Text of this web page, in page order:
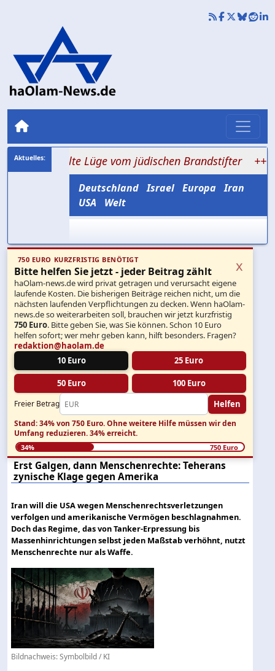
alte Lüge vom jüdischen Brandstifter +++
Deutschland Israel Europa Iran
USA
Welt
750 EURO KURZFRISTIG BENÖTIGT
Bitte helfen Sie jetzt - jeder Beitrag zählt
haOlam-news.de wird privat getragen und verursacht eigene
laufende Kosten. Die bisherigen Beiträge reichen nicht, um die
nächsten laufenden Verpflichtungen zu decken. Wenn haOlam-
news.de so weiterarbeiten soll, brauchen wir jetzt kurzfristig
750 Euro. Bitte geben Sie, was Sie können. Schon 10 Euro
helfen sofort; wer mehr geben kann, hilft besonders. Fragen?
redaktion@haolam.de
10 Euro
25 Euro
50 Euro 100 Euro
Freier Betrag Helfen
x
Stand: 34% von 750 Euro.Ohne weitere Hilfe müssen wir den
Umfang reduzieren.34% erreicht.
34% 750 Euro
Erst Galgen, dann Menschenrechte: Teherans
zynische Klage gegen Amerika
Iran will die USA wegen Menschenrechtsverletzungen
verfolgen und amerikanische Vermögen beschlagnahmen.
Doch das Regime, das von Tanker-Erpressung bis
Massenhinrichtungen selbst jeden Maßstab verhöhnt, nutzt
Menschenrechte nur als Waffe.
Bildnachweis: Symbolbild / KI